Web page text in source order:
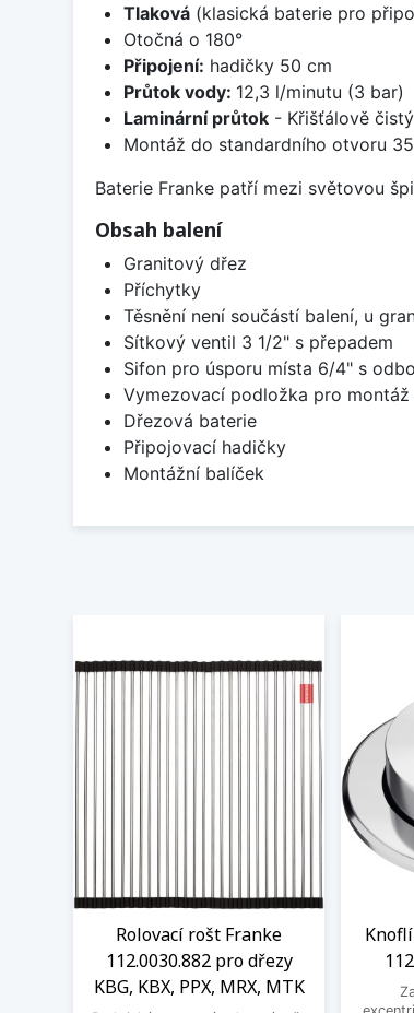
Tlaková(klasická baterie pro
Otočná o 180°
Připojení: hadičky 50 cm
Průtok vody: 12,3 l/minutu (3 bar)
Laminární průtok- Křišťálově
Montáž do standardního otvoru
Baterie Franke patří mezi světovou
Obsah balení
Granitový dřez
Příchytky
Těsnění není součástí balení, u
Sítkový ventil 3 1/2" s přepadem
Sifon pro úsporu místa 6/4" s
Vymezovací podložka pro
Dřezová baterie
Připojovací hadičky
Montážní balíček
Rolovací rošt Franke
112.0030.882 pro dřezy
KBG, KBX, PPX, MRX, MTK